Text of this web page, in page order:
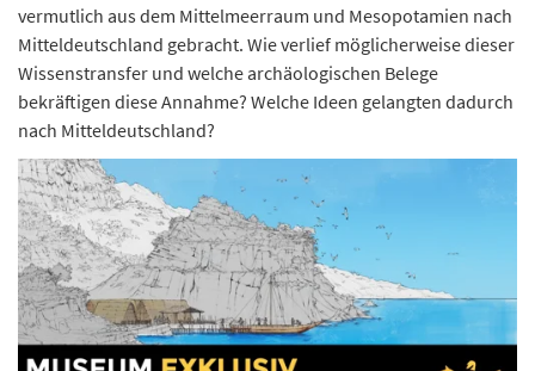
vermutlich aus dem Mittelmeerraum und Mesopotamien nach
Mitteldeutschland gebracht. Wie verlief möglicherweise dieser
Wissenstransfer und welche archäologischen Belege
bekräftigen diese Annahme? Welche Ideen gelangten dadurch
nach Mitteldeutschland?